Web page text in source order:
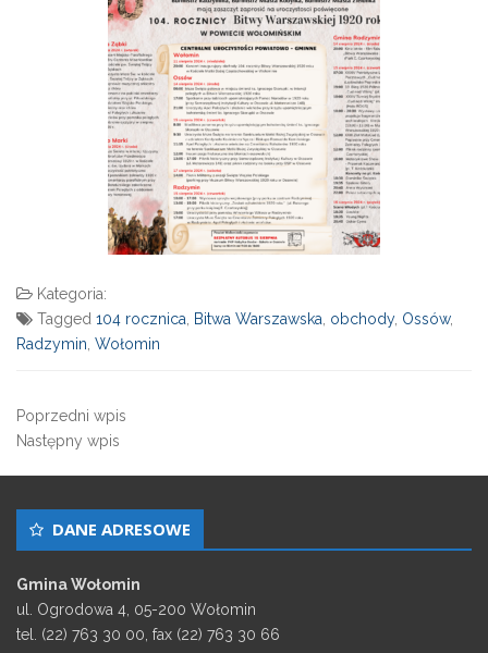
Kategoria:
Tagged 104 rocznica Bitwa Warszawska obchody, Ossów,
Radzymin Wołomin
Poprzedni wpis
Następny wpis
DANE ADRESOWE
Gmina Wołomin
ul. Ogrodowa 4, 05-200 Wołomin
tel. (22) 763 30 00, fax (22) 763 30 66